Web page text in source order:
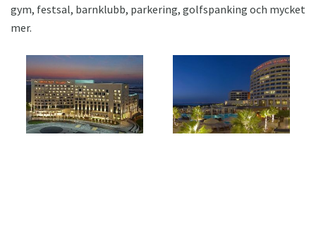
gym, festsal, barnklubb, parkering, golfspanking och mycket
mer.